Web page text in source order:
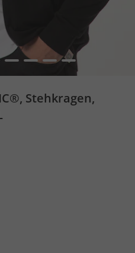
5 6 7 8
Stehkragen,